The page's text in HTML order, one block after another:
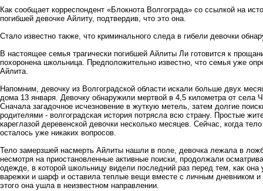
Как сообщает корреспондент «Блокнота Волгограда» со ссылкой на
погибшей девочке Айлиту, подтвердив, что это она.
Стало известно также, что криминального следа в гибели девочки
В настоящее семья трагически погибшей Айлиты Ли готовится к
похоронена школьница. Предположительно известно, что семья уже
Айлита.
Напомним, девочку из Волгоградской области искали больше двух
дома 13 января. Девочку обнаружили мертвой в 4,5 километра от села
Сначала загадочное исчезновение в жуткую метель, затем долгие
родителями - волгоградская история потрясла всю страну. Простые
кареглазой деревенской девочки несколько месяцев. Сейчас, когда
осталось уже никаких вопросов.
Тело замерзшей насмерть Айлиты нашли в поле, девочка лежала в
несмотря на приостановленные активные поиски, продолжали
одежде, в которой школьницу видели последний раз перед тем, как
варежки и шарф и оставила теплые вещи вместе с личным дневником
этого она ушла в неизвестном направлении.